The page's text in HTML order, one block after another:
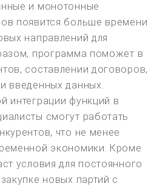
и монотонные
появится больше времени
направлений для
программа поможет в
составлении договоров,
введенных данных.
интеграции функций в
смогут работать
что не менее
экономики. Кроме
условия для постоянного
новых партий с